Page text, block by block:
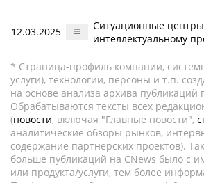
12.03.2025
Ситуационные
интеллектуальному
* Страница-профиль компании,
услуги), технологии, персоны и т.п.
на основе анализа архива публикаций
Обрабатываются тексты всех
(новости, включая "Главные новости",
аналитические обзоры рынков,
содержание партнёрских проектов).
больше публикаций на CNews было с
или продукта/услуги, тем более